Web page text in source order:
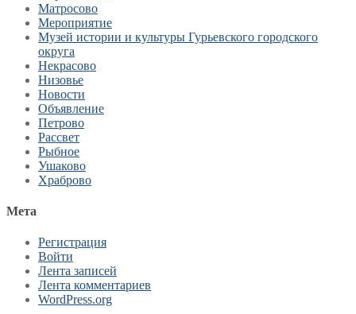
Матросово
Мероприятие
Музей истории и культуры Гурьевского городского
округа
Некрасово
Низовье
Новости
Объявление
Петрово
Рассвет
Рыбное
Ушаково
Храброво
Мета
Регистрация
Войти
Лента записей
Лента комментариев
WordPress.org